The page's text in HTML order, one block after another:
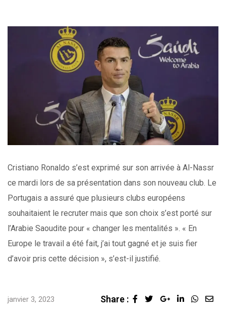
Cristiano Ronaldo s’est exprimé sur son arrivée à Al-Nassr
ce mardi lors de sa présentation dans son nouveau club. Le
Portugais a assuré que plusieurs clubs européens
souhaitaient le recruter mais que son choix s’est porté sur
l’Arabie Saoudite pour « changer les mentalités ». « En
Europe le travail a été fait, j’ai tout gagné et je suis fier
d’avoir pris cette décision », s’est-il justifié.
janvier 3, 2023 Share : Google+LinkedIn